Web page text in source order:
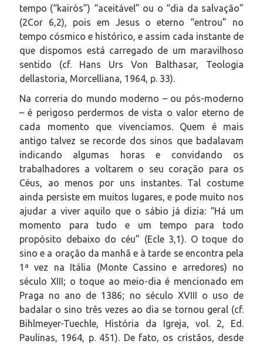
tempo (“kairòs”) “aceitável” ou o “dia da salvação”
(2Cor 6,2), pois em Jesus o eterno “entrou” no
tempo cósmico e histórico, e assim cada instante de
que dispomos está carregado de um maravilhoso
sentido (cf. Hans Urs Von Balthasar, Teologia
dellastoria, Morcelliana, 1964, p. 33).
Na correria do mundo moderno – ou pós-moderno
– é perigoso perdermos de vista o valor eterno de
cada momento que vivenciamos. Quem é mais
antigo talvez se recorde dos sinos que badalavam
indicando algumas horas e convidando os
trabalhadores a voltarem o seu coração para os
Céus, ao menos por uns instantes. Tal costume
ainda persiste em muitos lugares, e pode muito nos
ajudar a viver aquilo que o sábio já dizia: “Há um
momento para tudo e um tempo para todo
propósito debaixo do céu” (Ecle 3,1). O toque do
sino e a oração da manhã e à tarde se encontra pela
1ª vez na Itália (Monte Cassino e arredores) no
século XIII; o toque ao meio-dia é mencionado em
Praga no ano de 1386; no século XVIII o uso de
badalar o sino três vezes ao dia se tornou geral (cf.
Bihlmeyer-Tuechle, História da Igreja, vol. 2, Ed.
Paulinas, 1964, p. 451). De fato, os cristãos, desde